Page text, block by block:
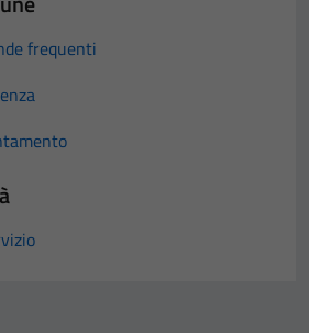
frequenti